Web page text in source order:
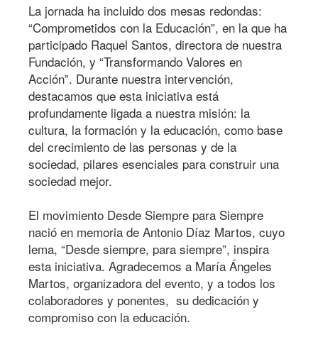
La jornada ha incluido dos mesas redondas:
“Comprometidos con la Educación”, en la que ha
participado Raquel Santos, directora de nuestra
Fundación, y “Transformando Valores en
Acción”. Durante nuestra intervención,
destacamos que esta iniciativa está
profundamente ligada a nuestra misión: la
cultura, la formación y la educación, como base
del crecimiento de las personas y de la
sociedad, pilares esenciales para construir una
sociedad mejor.
El movimiento Desde Siempre para Siempre
nació en memoria de Antonio Díaz Martos, cuyo
lema, “Desde siempre, para siempre”, inspira
esta iniciativa. Agradecemos a María Ángeles
Martos, organizadora del evento, y a todos los
colaboradores y ponentes, su dedicación y
compromiso con la educación.